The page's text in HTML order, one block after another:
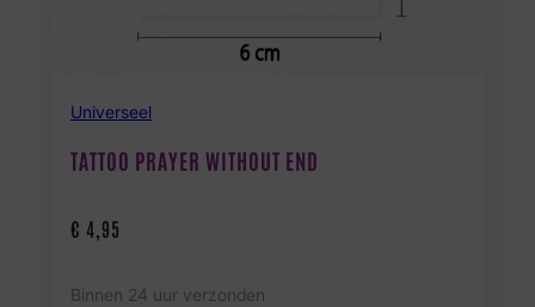
Universeel
TATTOO PRAYER WITHOUT END
€ 4,95
Binnen 24 uur verzonden